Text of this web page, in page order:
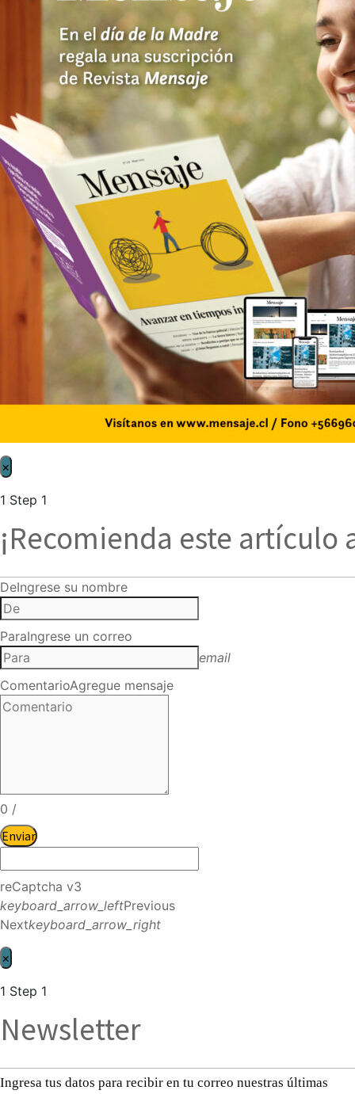
×
1 Step 1
¡Recomienda este artículo
DeIngrese su nombre
ParaIngrese un correo
email
ComentarioAgregue mensaje
0 /
Enviar
reCaptcha v3
keyboard_arrow_leftPrevious
Nextkeyboard_arrow_right
×
1 Step 1
Newsletter
Ingresa tus datos para recibir en tu correo nuestras últimas